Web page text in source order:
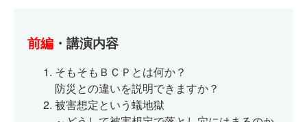
前編 ・講演内容
そもそもＢＣＰとは何か？
防災との違いを説明できますか？
被害想定という蟻地獄